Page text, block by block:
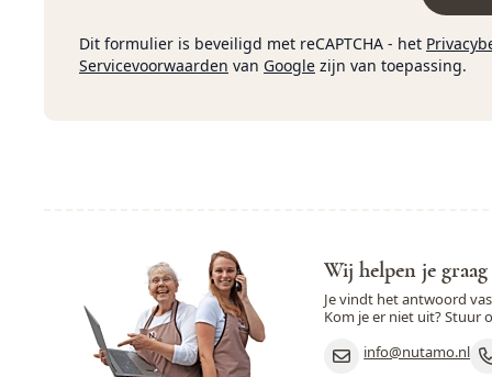
Dit formulier is beveiligd met reCAPTCHA - het
Servicevoorwaarden van Google zijn van toepassing.
Wij helpen je graag
Je vindt het antwoord
Kom je er niet uit? Stuur
info@nutamo.nl